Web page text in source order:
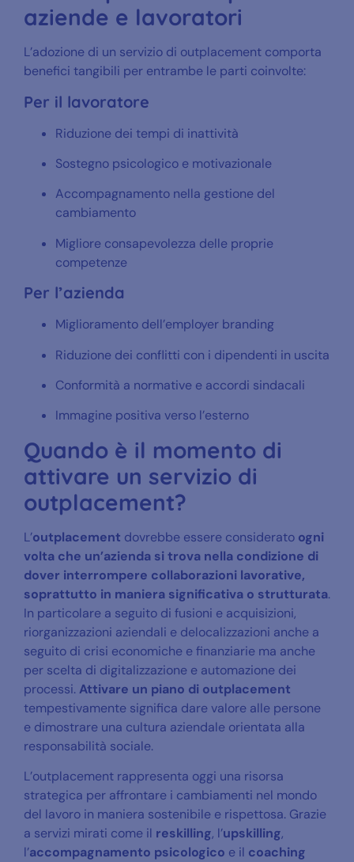
aziende e lavoratori
L’adozione di un servizio di outplacement comporta
benefici tangibili per entrambe le parti coinvolte:
Per il lavoratore
Riduzione dei tempi di inattività
Sostegno psicologico e motivazionale
Accompagnamento nella gestione del
cambiamento
Migliore consapevolezza delle proprie
competenze
Per l’azienda
Miglioramento dell’employer branding
Riduzione dei conflitti con i dipendenti in uscita
Conformità a normative e accordi sindacali
Immagine positiva verso l’esterno
Quando è il momento di
attivare un servizio di
outplacement?
L’outplacement dovrebbe essere considerato ogni
volta che un’azienda si trova nella condizione di
dover interrompere collaborazioni lavorative,
soprattutto in maniera significativa o strutturata.
In particolare a seguito di fusioni e acquisizioni,
riorganizzazioni aziendali e delocalizzazioni anche a
seguito di crisi economiche e finanziarie ma anche
per scelta di digitalizzazione e automazione dei
processi.Attivare un piano di outplacement
tempestivamente significa dare valore alle persone
e dimostrare una cultura aziendale orientata alla
responsabilità sociale.
L’outplacement rappresenta oggi una risorsa
strategica per affrontare i cambiamenti nel mondo
del lavoro in maniera sostenibile e rispettosa. Grazie
a servizi mirati come il reskilling, l’upskilling,
l’accompagnamento psicologico e il coaching